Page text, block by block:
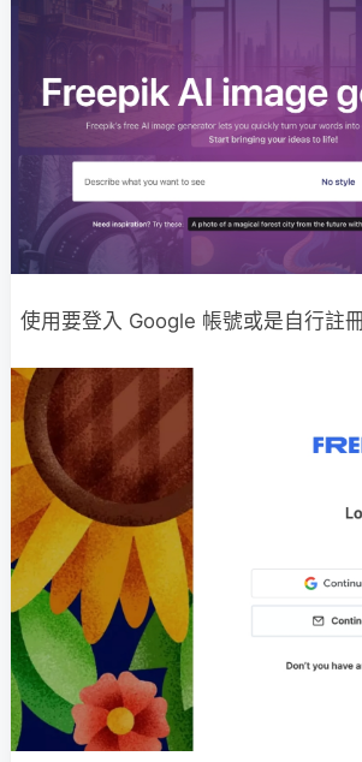
使用要登入 Google 帳號或是自行註